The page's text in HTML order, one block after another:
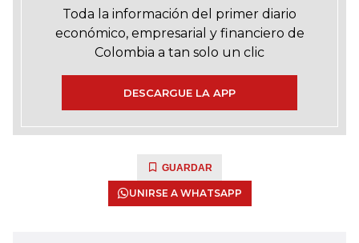
Toda la información del primer diario
económico, empresarial y financiero de
Colombia a tan solo un clic
DESCARGUE LA APP
GUARDAR
UNIRSE A WHATSAPP